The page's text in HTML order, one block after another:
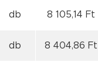
db 8 105,14 Ft
db 8 404,86 Ft